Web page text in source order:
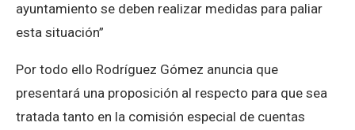
ayuntamiento se deben realizar medidas para paliar
esta situación”
Por todo ello Rodríguez Gómez anuncia que
presentará una proposición al respecto para que sea
tratada tanto en la comisión especial de cuentas